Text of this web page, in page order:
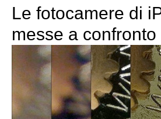
Le fotocamere di
messe a confronto